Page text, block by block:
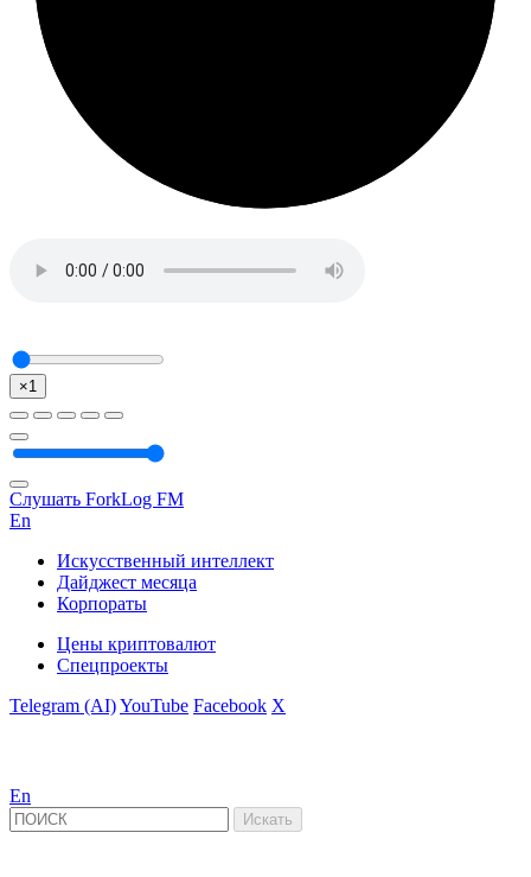
×1
Слушать ForkLog FM
En
Искусственный интеллект
Дайджест месяца
Корпораты
Цены криптовалют
Спецпроекты
Telegram (AI)YouTube Facebook X
En